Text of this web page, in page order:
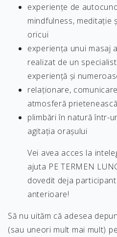
experiențe de
mindfulness, meditație
oricui
experiența unui masaj
realizat de un
experiență și
relaționare,
atmosferă
plimbări în natură într-
agitația orașului
Vei avea acces la
ajuta PE TERMEN
dovedit deja
anterioare!
Să nu uităm că adesea
(sau uneori mult mai mult)